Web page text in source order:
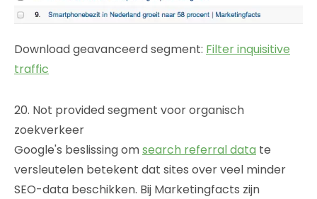
Download geavanceerd segment: Filter inquisitive
traffic
20. Not provided segment voor organisch
zoekverkeer
Google's beslissing omsearch referral data te
versleutelen betekent dat sites over veel minder
SEO-data beschikken. Bij Marketingfacts zijn